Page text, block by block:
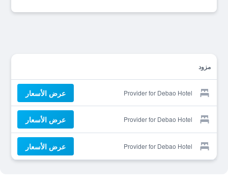
مزود
Provider for Debao Hotel عرض الأسعار
Provider for Debao Hotel عرض الأسعار
Provider for Debao Hotel عرض الأسعار